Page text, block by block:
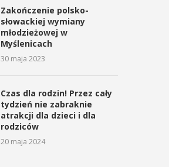
Zakończenie polsko-
słowackiej wymiany
młodzieżowej w
Myślenicach
30 maja 2023
Czas dla rodzin! Przez cały
tydzień nie zabraknie
atrakcji dla dzieci i dla
rodziców
20 maja 2024